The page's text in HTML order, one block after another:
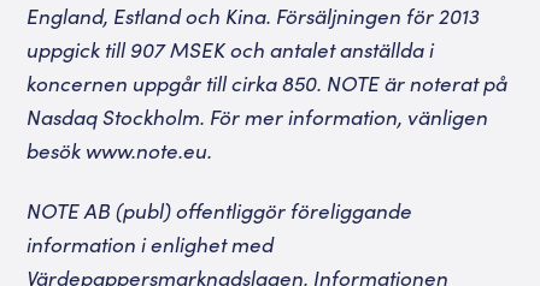
England, Estland och Kina. Försäljningen för 2013
uppgick till 907 MSEK och antalet anställda i
koncernen uppgår till cirka 850. NOTE är noterat på
Nasdaq Stockholm. För mer information, vänligen
besök www.note.eu.
NOTE AB (publ) offentliggör föreliggande
information i enlighet med
Värdepappersmarknadslagen. Informationen